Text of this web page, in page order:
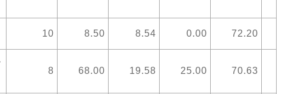
10 8.50 8.54 0.00 72.20
8 68.00 19.58 25.00 70.63